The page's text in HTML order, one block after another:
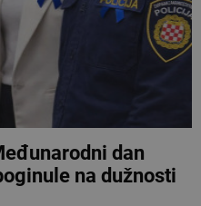
dan
na dužnosti